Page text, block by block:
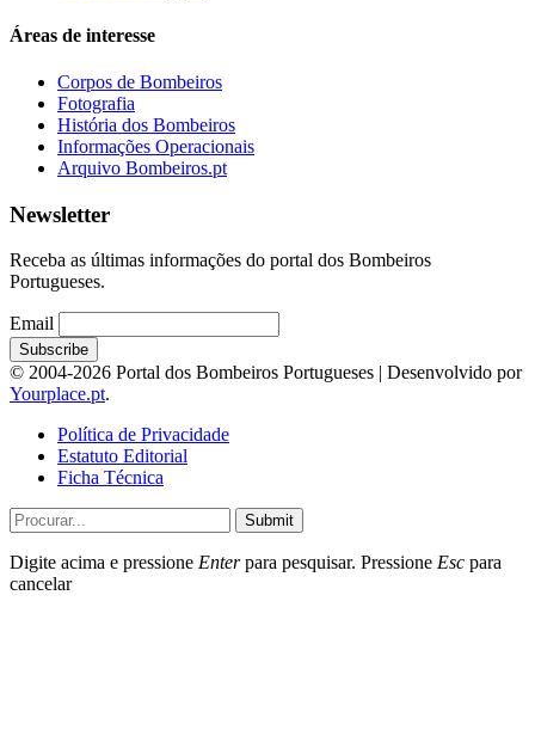
Áreas de interesse
Corpos de Bombeiros
Fotografia
História dos Bombeiros
Informações Operacionais
Arquivo Bombeiros.pt
Newsletter
Receba as últimas informações do portal dos Bombeiros
Portugueses.
Email
© 2004-2026 Portal dos Bombeiros Portugueses | Desenvolvido por
Yourplace.pt.
Política de Privacidade
Estatuto Editorial
Ficha Técnica
Submit
Digite acima e pressione Enterpara pesquisar. Pressione Esc para
cancelar